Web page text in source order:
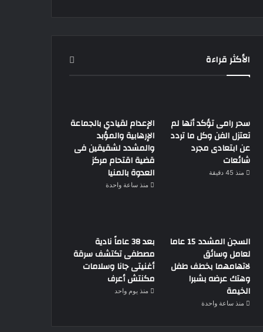
الأكثر قراءة
سحر رامى تؤكد أنها لم
تعتزل الفن وكل ما تردد
عن ابتعادى مجرد
شائعات
منذ 45 دقيقة
الإعدام لقيادي بالجماعة
الإرهابية والمؤبد
والمشدد لشقيقين فى
قضية اقتحام مركز
العدوة بالمنيا
منذ ساعة واحدة
السجن المشدد 15 عاما
لعامل وسائق
لاتهامهما بخطف طفل
وهتك عرضه بشبرا
الخيمة
منذ ساعة واحدة
بعد 38 عاماً نادية
مصطفى تكتشف سرقة
أغنيتى جانا وسلامات
مكنتش أعرف
منذ يوم واحد